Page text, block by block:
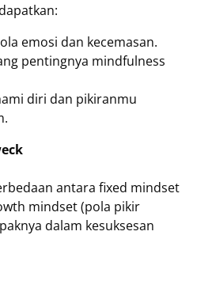
emosi dan kecemasan.
pentingnya mindfulness
diri dan pikiranmu
antara fixed mindset
mindset (pola pikir
dalam kesuksesan